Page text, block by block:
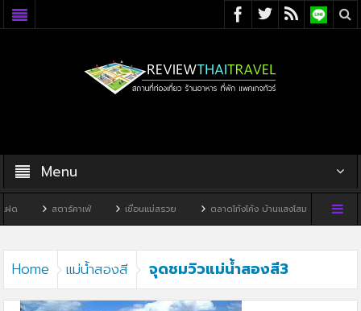
Menu
ด สตาร์คาเฟ่ เขื่อนแม่สรวย ตลาดโก้งโค้ง บ้านแสงโสม ทิวผาค
Home แม่น้ำสองสี จุดชมวิวแม่น้ำสองสี3